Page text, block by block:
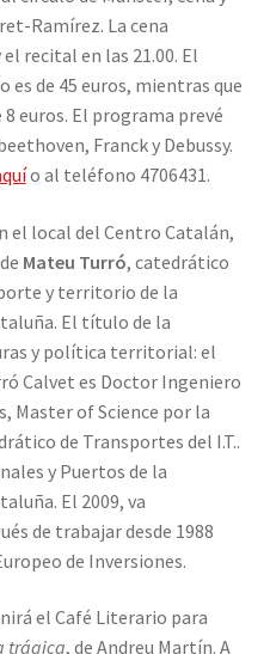
Ramírez. La cena
recital en las 21.00. El
es de 45 euros, mientras que
euros. El programa prevé
Franck y Debussy.
o al teléfono 4706431.
el local del Centro Catalán,
Mateu Turró, catedrático
y territorio de la
El título de la
y política territorial: el
Calvet es Doctor Ingeniero
Master of Science por la
de Transportes del I.T..
y Puertos de la
El 2009, va
de trabajar desde 1988
de Inversiones.
el Café Literario para
trágica, de Andreu Martín. A